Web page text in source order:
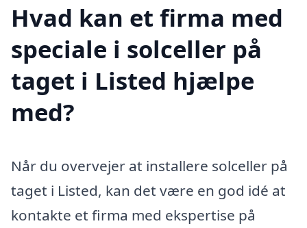
Hvad kan et firma med
speciale i solceller på
taget i Listed hjælpe
med?
Når du overvejer at installere solceller på
taget i Listed, kan det være en god idé at
kontakte et firma med ekspertise på